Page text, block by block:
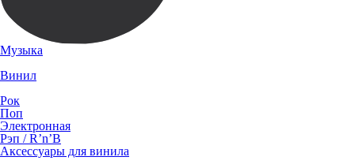
Музыка
Винил
Рок
Поп
Электронная
Рэп / R’n’B
Аксессуары для винила